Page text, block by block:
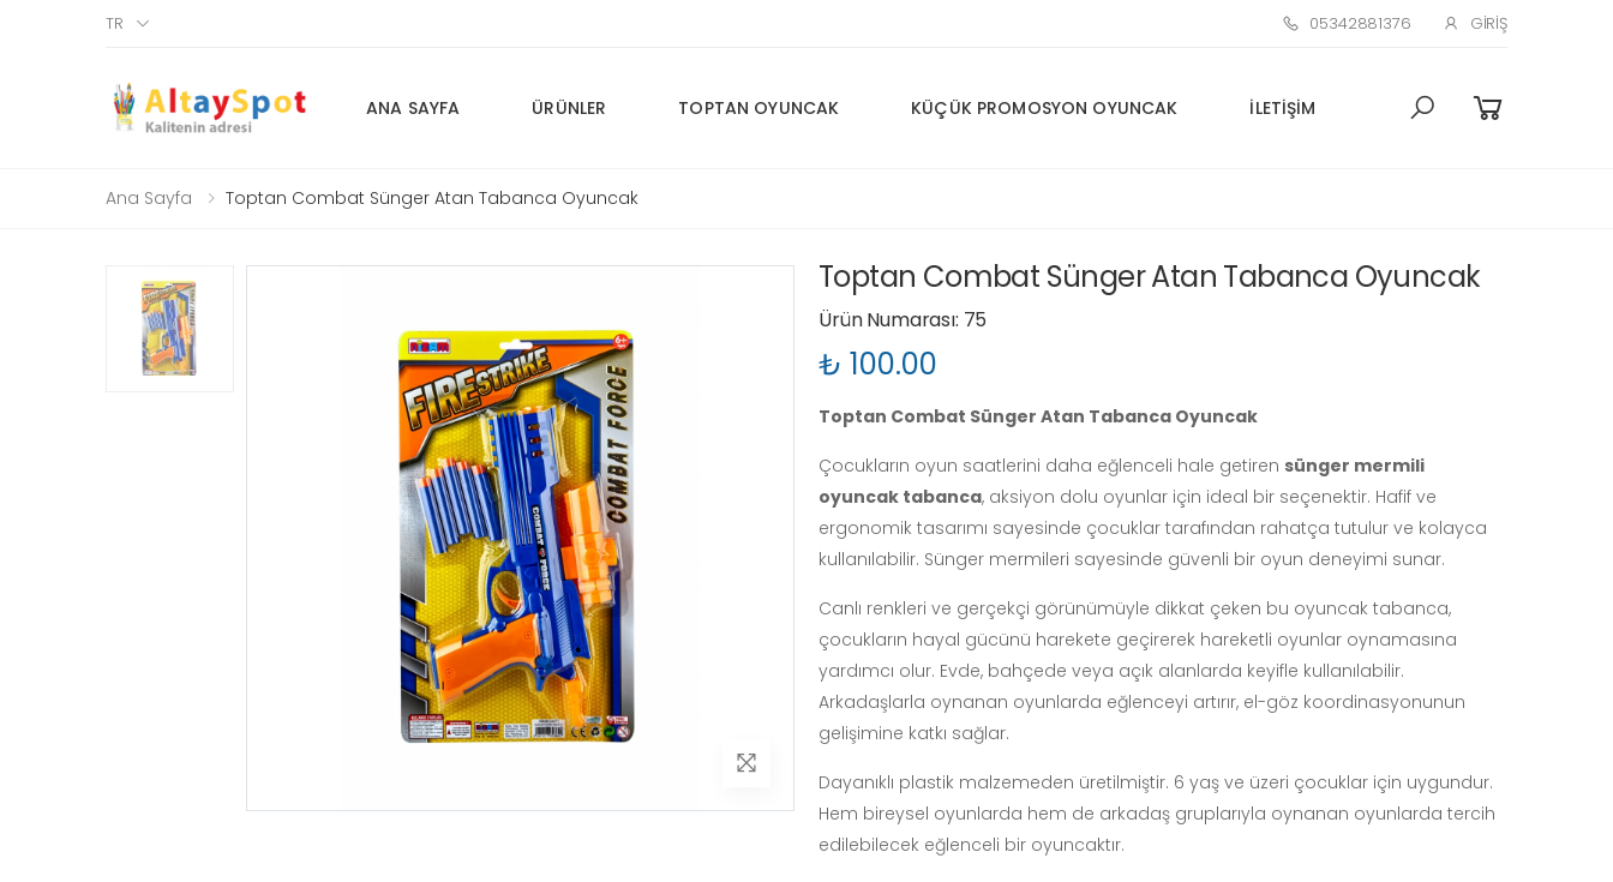
TR 05342881376 GIRIŞ
ANA SAYFA ÜRÜNLER TOPTAN OYUNCAK KÜÇÜK PROMOSYON OYUNCAK İLETIŞIM
Ana Sayfa Toptan Combat Sünger Atan Tabanca Oyuncak
Toptan Combat Sünger Atan Tabanca Oyuncak
Ürün Numarası: 75
₺ 100.00
Toptan Combat Sünger Atan Tabanca Oyuncak
Çocukların oyun saatlerini daha eğlenceli hale getiren sünger mermili
oyuncak tabanca, aksiyon dolu oyunlar için ideal bir seçenektir. Hafif ve
ergonomik tasarımı sayesinde çocuklar tarafından rahatça tutulur ve kolayca
kullanılabilir. Sünger mermileri sayesinde güvenli bir oyun deneyimi sunar.
Canlı renkleri ve gerçekçi görünümüyle dikkat çeken bu oyuncak tabanca,
çocukların hayal gücünü harekete geçirerek hareketli oyunlar oynamasına
yardımcı olur. Evde, bahçede veya açık alanlarda keyifle kullanılabilir.
Arkadaşlarla oynanan oyunlarda eğlenceyi artırır, el-göz koordinasyonunun
gelişimine katkı sağlar.
Dayanıklı plastik malzemeden üretilmiştir. 6 yaş ve üzeri çocuklar için uygundur.
Hem bireysel oyunlarda hem de arkadaş gruplarıyla oynanan oyunlarda tercih
edilebilecek eğlenceli bir oyuncaktır.